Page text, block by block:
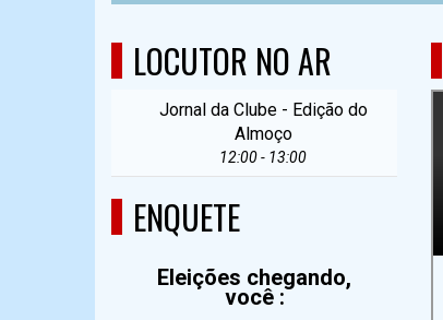
LOCUTOR NO AR
Jornal da Clube - Edição do
Almoço
12:00 - 13:00
ENQUETE
Eleições chegando,
você :